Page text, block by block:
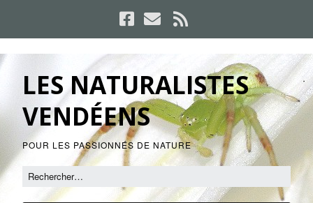
LES NATURALISTES
VENDÉENS
POUR LES PASSIONNÉS DE NATURE